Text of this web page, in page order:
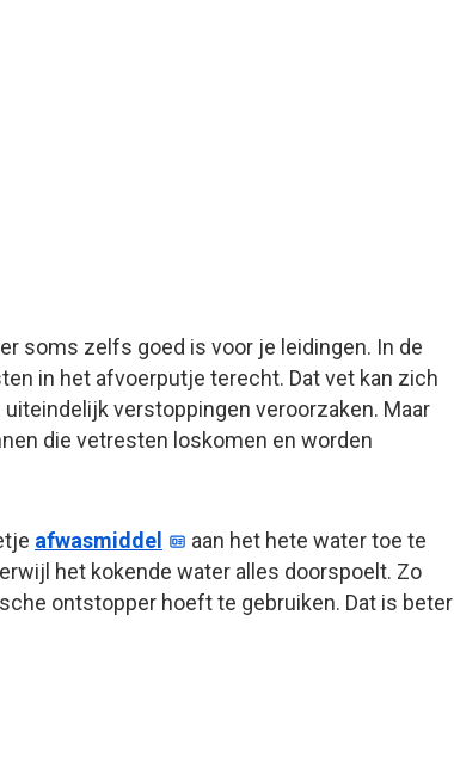
soms zelfs goed is voor je leidingen. In de
in het afvoerputje terecht. Dat vet kan zich
verstoppingen veroorzaken. Maar
die vetresten loskomen en worden
afwasmiddel
aan het hete water toe te
het kokende water alles doorspoelt. Zo
ontstopper hoeft te gebruiken. Dat is beter